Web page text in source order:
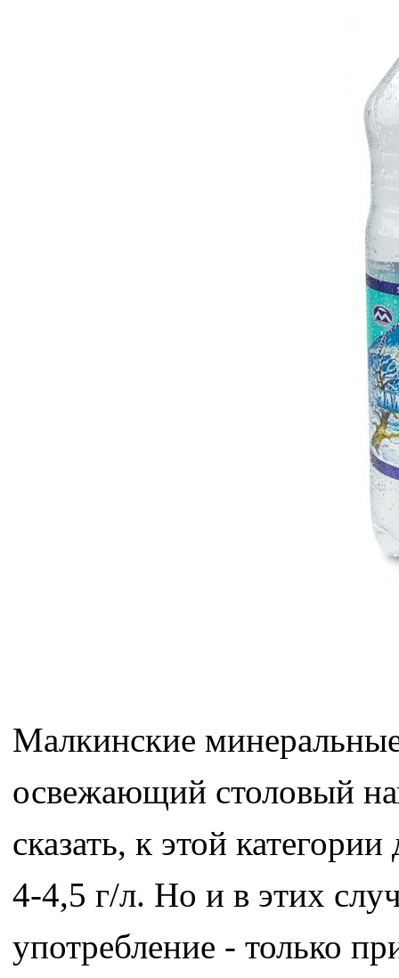
Малкинские
освежающий столовый
сказать, к этой
4-4,5 г/л. Но и в этих
употребление - только